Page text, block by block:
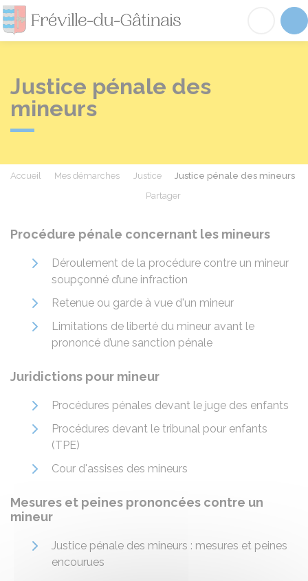
Fréville-du-
Justice pénale des
mineurs
Accueil Mes démarches Justice
Justice pénale des mineurs
Partager
Procédure pénale concernant les mineurs
Déroulement de la procédure contre un mineur
soupçonné d’une infraction
Retenue ou garde à vue d'un mineur
Limitations de liberté du mineur avant le
prononcé d’une sanction pénale
Juridictions pour mineur
Procédures pénales devant le juge des enfants
Procédures devant le tribunal pour enfants
(TPE)
Cour d'assises des mineurs
Mesures et peines prononcées contre un
mineur
Justice pénale des mineurs : mesures et peines
encourues